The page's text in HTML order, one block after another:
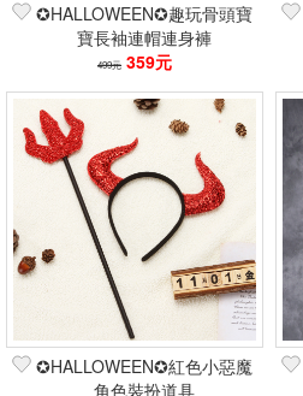
✪HALLOWEEN✪趣玩骨頭寶
寶長袖連帽連身褲
499元 359元
✪HALLOWEEN✪紅色小惡魔
角色裝扮道具